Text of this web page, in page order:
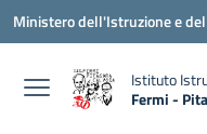
Vai ai contenuti
Vai al menu di navigazione
Vai al footer
Ministero dell'Istruzione e
Istituto
Fermi -
— Visita la